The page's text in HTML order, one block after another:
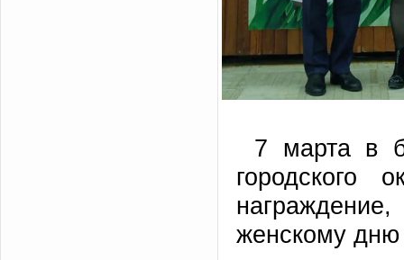
7 марта в
городского
женскому